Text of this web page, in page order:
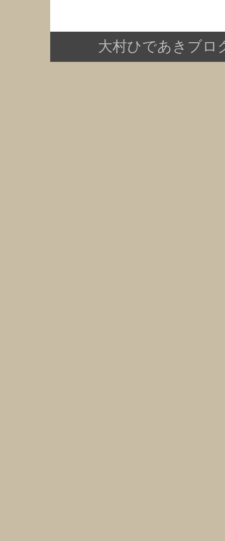
大村ひであきブロ